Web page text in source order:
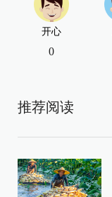
开心
0
推荐阅读